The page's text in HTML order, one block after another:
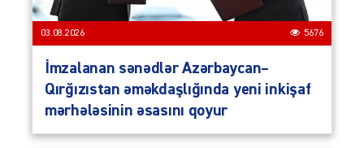
03.08.2026 5676
İmzalanan sənədlər Azərbaycan–
Qırğızıstan əməkdaşlığında yeni inkişaf
mərhələsinin əsasını qoyur